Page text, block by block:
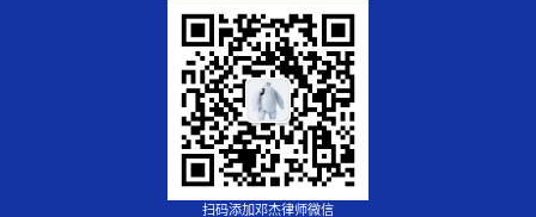
扫码添加邓杰律师微信